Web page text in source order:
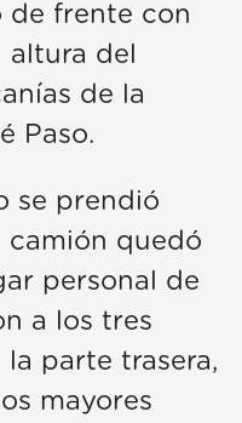
de frente con
altura del
de la
Paso.
se prendió
camión quedó
personal de
a los tres
parte trasera,
mayores